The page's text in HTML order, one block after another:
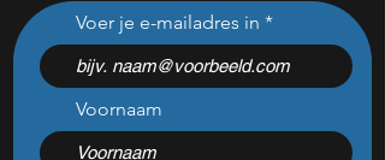
Niemand weet welk bedrijf
het is, maar Leopold
Aschenbrenner zet er nu
$500 miljoen op
Voer je e-mailadres in
Voornaam